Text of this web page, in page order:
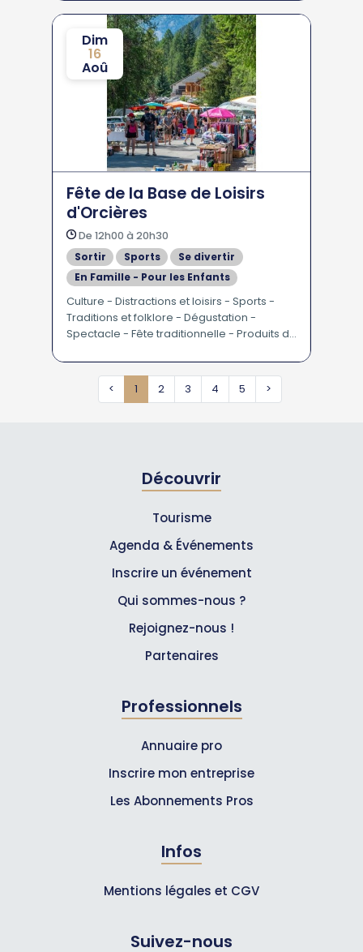
Dim
16
Aoû
Fête de la Base de Loisirs
d'Orcières
De 12h00 à 20h30
Sortir
Sports
Se divertir
En Famille - Pour les Enfants
Culture - Distractions et loisirs - Sports -
Traditions et folklore - Dégustation -
Spectacle - Fête traditionnelle - Produits du
< 1 2 3 4 5 >
Découvrir
Tourisme
Agenda & Événements
Inscrire un événement
Qui sommes-nous ?
Rejoignez-nous !
Partenaires
Professionnels
Annuaire pro
Inscrire mon entreprise
Les Abonnements Pros
Infos
Mentions légales et CGV
Suivez-nous